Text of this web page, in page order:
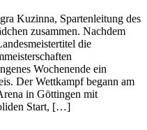
Kuzinna, Spartenleitung des
zusammen. Nachdem
die
Wochenende ein
Der Wettkampf begann am
in Göttingen mit
Start, […]